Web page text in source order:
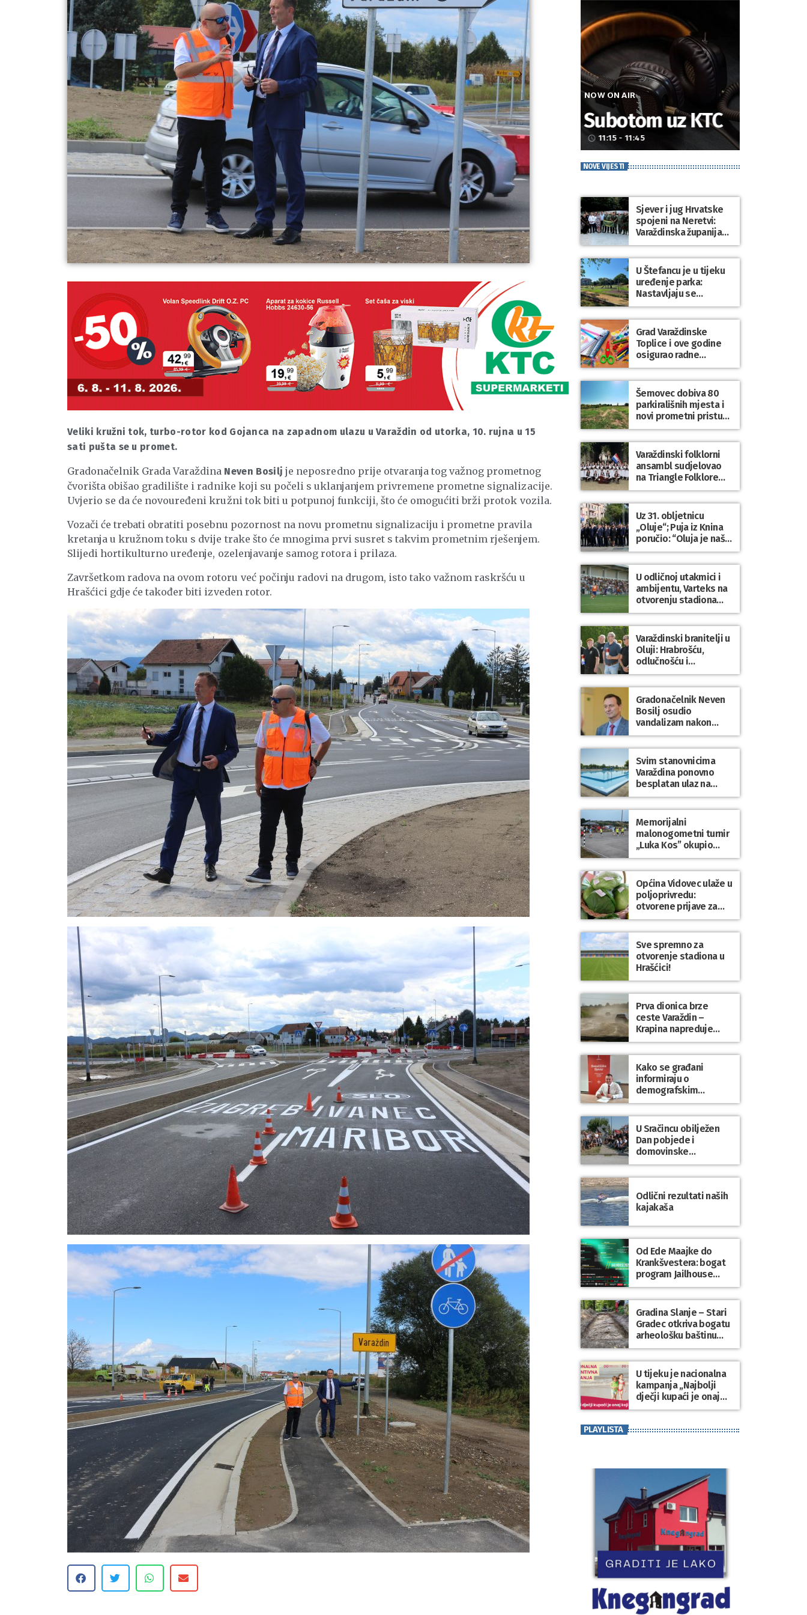
Veliki kružni tok, turbo-rotor kod Gojanca na zapadnom ulazu u Varaždin od utorka, 10. rujna u 15
sati pušta se u promet.
Gradonačelnik Grada Varaždina Neven Bosilj je neposredno prije otvaranja tog važnog prometnog
čvorišta obišao gradilište i radnike koji su počeli s uklanjanjem privremene prometne signalizacije.
Uvjerio se da će novouređeni kružni tok biti u potpunoj funkciji, što će omogućiti brži protok vozila.
Vozači će trebati obratiti posebnu pozornost na novu prometnu signalizaciju i prometne pravila
kretanja u kružnom toku s dvije trake što će mnogima prvi susret s takvim prometnim rješenjem.
Slijedi hortikulturno uređenje, ozelenjavanje samog rotora i prilaza.
Završetkom radova na ovom rotoru već počinju radovi na drugom, isto tako važnom raskršću u
Hrašćici gdje će također biti izveden rotor.
NOW ON AIR
Subotom uz KTC
access_time 11:15 - 11:45
NOVE VIJESTI
Sjever i jug Hrvatske
spojeni na Neretvi:
Varaždinska županija
predstavila svoju
tradiciju uoči Maratona
lađa
U Štefancu je u tijeku
uređenje parka:
Nastavljaju se
ulaganja u javne
prostore diljem
općine Trnovec
Bartolovečki
Grad Varaždinske
Toplice i ove godine
osigurao radne
bilježnice i dodatni
obrazovni materijal za
sve osnovnoškolce
Šemovec dobiva 80
parkirališnih mjesta i
novi prometni pristup
groblju
Varaždinski folklorni
ansambl sudjelovao
na Triangle Folklore
Festivalu u Danskoj
Uz 31. obljetnicu
„Oluje“; Puja iz Knina
poručio: “Oluja je naša
najveća pobjeda,
simbol slobode i
zajedništva!”
U odličnoj utakmici i
ambijentu, Varteks na
otvorenju stadiona
odigrao 1:1 s
Mariborom
Varaždinski branitelji u
Oluji: Hrabrošću,
odlučnošću i
zajedništvom do
slobodne Hrvatske!
Gradonačelnik Neven
Bosilj osudio
vandalizam nakon
utakmice NK Varaždin
– HNK Hajduk Split
Svim stanovnicima
Varaždina ponovno
besplatan ulaz na
Gradske bazene i
Gradsko kupalište na
Dravi
Memorijalni
malonogometni turnir
„Luka Kos” okupio
brojne ekipe i
posjetitelje u Sudovcu
Općina Vidovec ulaže u
poljoprivredu:
otvorene prijave za
općinske potpore
Sve spremno za
otvorenje stadiona u
Hrašćici!
Prva dionica brze
ceste Varaždin –
Krapina napreduje
prema planu
Kako se građani
informiraju o
demografskim
mjerama? Sudjelujte u
istraživanju!
U Sračincu obilježen
Dan pobjede i
domovinske
zahvalnosti te Dan
hrvatskih branitelja
Odlični rezultati naših
kajakaša
Od Ede Maajke do
Krankšvestera: bogat
program Jailhouse
Festivala 2026. u
Lepoglavi
Gradina Slanje – Stari
Gradec otkriva bogatu
arheološku baštinu
Varaždinske županije
U tijeku je nacionalna
kampanja „Najbolji
dječji kupaći je onaj
koji se nosi“
PLAYLISTA